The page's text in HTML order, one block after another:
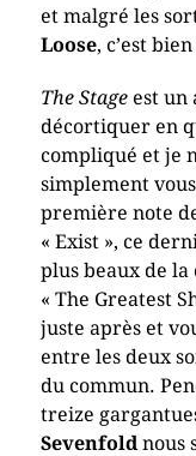
et malgré les
Loose, c’est
The Stageest un
décortiquer en
compliqué et je
simplement
première note
« Exist », ce
plus beaux de
« The Greatest
juste après et
entre les deux
du commun.
treize
Sevenfoldnous